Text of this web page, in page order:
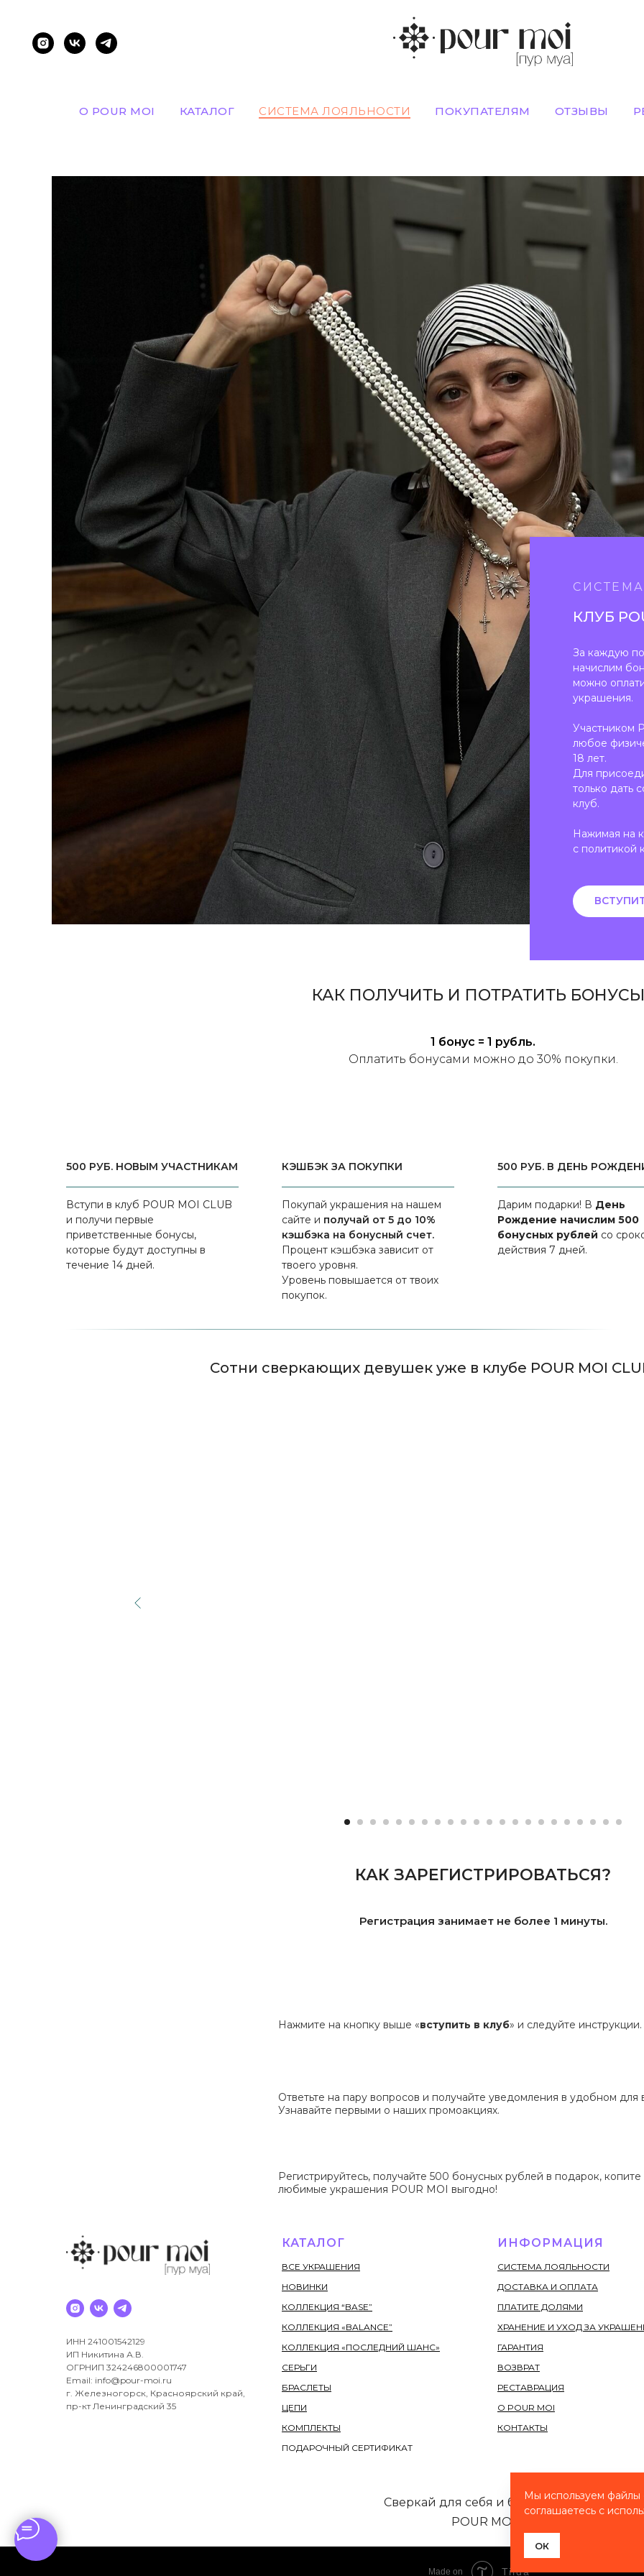
О POUR MOI КАТАЛОГ СИСТЕМА ЛОЯЛЬНОСТИ ПОКУПАТЕЛЯМ ОТЗЫВЫ
КЛУБ
За каждую
начислим
можно
украшения.
Участником
любое
18 лет.
Для
только дать
клуб.
Нажимая на
с политикой
КАК ПОЛУЧИТЬ И ПОТРАТИТЬ
1 бонус = 1 рубль.
Оплатить бонусами можно до 30% покупки.
500 РУБ. НОВЫМ УЧАСТНИКАМ
Вступи в клуб POUR MOI CLUB
и получи первые
приветственные бонусы,
которые будут доступны в
течение 14 дней.
КЭШБЭК ЗА ПОКУПКИ
Покупай украшения на нашем
сайте и получай от 5 до 10%
кэшбэка на бонусный счет.
Процент кэшбэка зависит от
твоего уровня.
Уровень повышается от твоих
покупок.
500 РУБ. В ДЕНЬ
Дарим подарки! В День
Рождение начислим 500
бонусных рублей со
действия 7 дней.
Сотни сверкающих девушек уже в клубе POUR MOI
КАК ЗАРЕГИСТРИРОВАТЬСЯ?
Регистрация занимает не более 1 минуты.
Нажмите на кнопку выше «вступить в клуб» и следуйте инструкции.
Ответьте на пару вопросов и получайте уведомления в удобном
Узнавайте первыми о наших промоакциях.
Регистрируйтесь, получайте 500 бонусных рублей в подарок,
любимые украшения POUR MOI выгодно!
Мы используем файлы
соглашаетесь с
ОК
ИНН 241001542129
ИП Никитина А.В.
ОГРНИП 324246800001747
Email: info@pour-moi.ru
г. Железногорск, Красноярский край,
пр-кт Ленинградский 35
КАТАЛОГ
ВСЕ УКРАШЕНИЯ
НОВИНКИ
КОЛЛЕКЦИЯ “BASE”
КОЛЛЕКЦИЯ «BALANCE”
КОЛЛЕКЦИЯ «ПОСЛЕДНИЙ ШАНС»
СЕРЬГИ
БРАСЛЕТЫ
ЦЕПИ
КОМПЛЕКТЫ
ПОДАРОЧНЫЙ СЕРТИФИКАТ
ИНФОРМАЦИЯ
СИСТЕМА ЛОЯЛЬНОСТИ
ДОСТАВКА И ОПЛАТА
ПЛАТИТЕ ДОЛЯМИ
ХРАНЕНИЕ И УХОД ЗА
ГАРАНТИЯ
ВОЗВРАТ
РЕСТАВРАЦИЯ
О POUR MOI
КОНТАКТЫ
Сверкай для себя и будь я ркой!
POUR MOI
Made on Tilda